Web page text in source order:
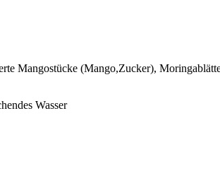
Mangostücke (Mango,Zucker),
Wasser